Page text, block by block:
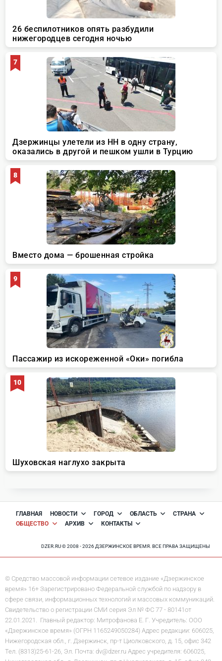
ГЛАВНАЯ НОВОСТИ ГОРОД ОБЛАСТЬ
СТРАНА
ОБЩЕСТВО
АРХИВ КОНТАКТЫ
DZER.RU © 2008 - 2026 ДЗЕРЖИНСКОЕ ВРЕМЯ. ВСЕ ПРАВА ЗАЩИЩЕНЫ
© Средство массовой информации сетевое издание «Дзержинское
время» 16+ Зарегистрировано Федеральной службой по надзору в
сфере связи, информационных технологий и массовых коммуникаций.
Свидетельство о регистрации СМИ серия Эл № ФС 77 - 80141от
22.01.2021. Главный редактор: Митрофанова Е. Г. Учредитель: ООО
«Дзержинское время» (ОГРН 1165249050284) Адрес редакции: 606025,
Нижегородская обл., г. Дзержинск, пр-т Циолковского, д. 15, офис 342
Тел. (8313)25-61-26, Эл. Почта: dv@dzer.ru Адрес учредителя: 606025,